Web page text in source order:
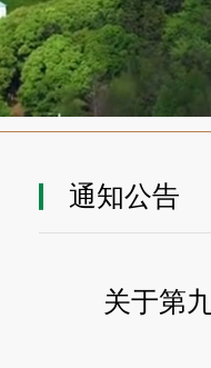
通知公告
关于第